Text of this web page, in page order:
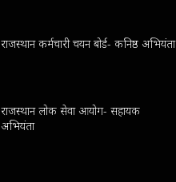
राजस्थान कर्मचारी चयन बोर्ड- कनिष्ठ अभियंता
राजस्थान लोक सेवा आयोग- सहायक
अभियंता